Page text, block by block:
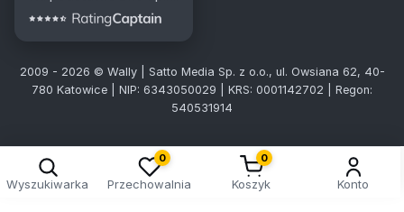
2009 - 2026 © Wally | Satto Media Sp. z o.o., ul. Owsiana 62, 40-
780 Katowice | NIP: 6343050029 | KRS: 0001142702 | Regon:
540531914
Wyszukiwarka
0
Przechowalnia
0
Koszyk Konto